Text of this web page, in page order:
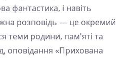
фантастика, і навіть
розповідь — це окремий
теми родини, пам'яті та
оповідання «Прихована